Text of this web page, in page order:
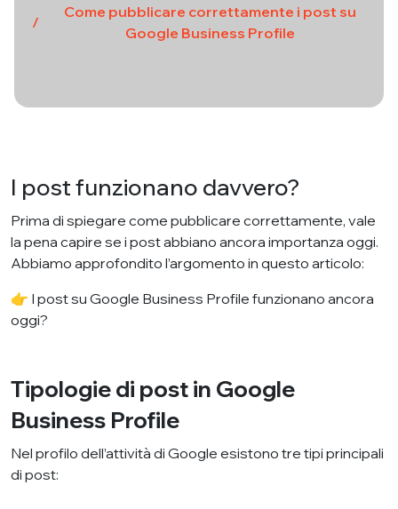
Come pubblicare correttamente i post su
Google Business Profile
I post funzionano davvero?
Prima di spiegare come pubblicare correttamente, vale
la pena capire se i post abbiano ancora importanza oggi.
Abbiamo approfondito l’argomento in questo articolo:
👉 I post su Google Business Profile funzionano ancora
oggi?
Tipologie di post in Google
Business Profile
Nel profilo dell’attività di Google esistono tre tipi principali
di post: